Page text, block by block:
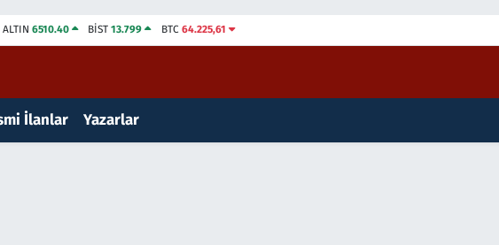
ALTIN 6510.40 BİST13.799 BTC 64.225,61
İlanlar Yazarlar